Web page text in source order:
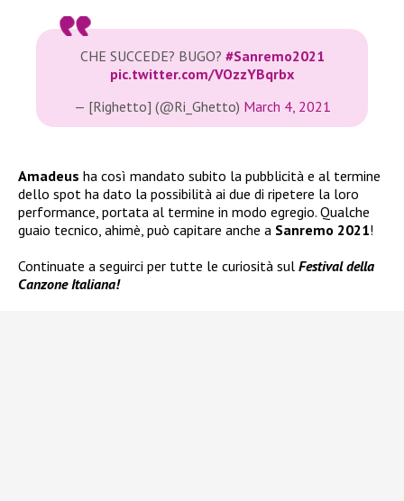
CHE SUCCEDE? BUGO? #Sanremo2021
pic.twitter.com/VOzzYBqrbx
— [Righetto] (@Ri_Ghetto) March 4, 2021
Amadeus ha così mandato subito la pubblicità e al termine
dello spot ha dato la possibilità ai due di ripetere la loro
performance, portata al termine in modo egregio. Qualche
guaio tecnico, ahimè, può capitare anche a Sanremo 2021!
Continuate a seguirci per tutte le curiosità sul Festival della
Canzone Italiana!